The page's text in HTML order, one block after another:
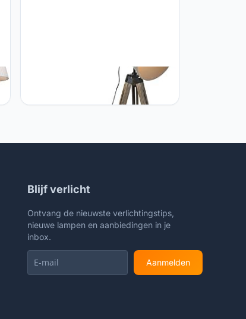
Qazqa QAZQA - Industrieel |
Industrie vloerlamp op houten tripod
met grijze kap - Laos | Woonkamer |
Blijf verlicht
Ontvang de nieuwste verlichtingstips,
nieuwe lampen en aanbiedingen in je
inbox.
Aanmelden